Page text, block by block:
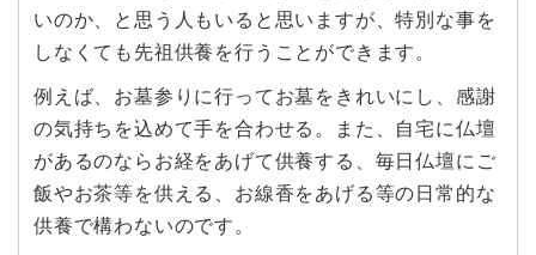
いのか、と思う人もいると思いますが、特別な事を
しなくても先祖供養を行うことができます。
例えば、お墓参りに行ってお墓をきれいにし、感謝
の気持ちを込めて手を合わせる。また、自宅に仏壇
があるのならお経をあげて供養する、毎日仏壇にご
飯やお茶等を供える、お線香をあげる等の日常的な
供養で構わないのです。